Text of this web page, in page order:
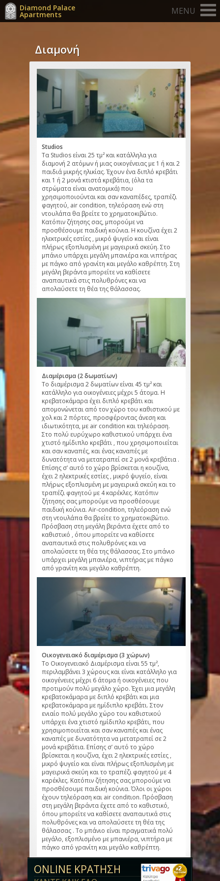
Diamond Palace
Apartments MENU
Διαμονή
Studios
Τα Studios είναι 25 τμ² και κατάλληλα για
διαμονή 2 ατόμων ή μιας οικογένειας με 1 ή και 2
παιδιά μικρής ηλικίας. Έχουν ένα διπλό κρεβάτι
και 1 ή 2 μονά κτιστά κρεβάτια, (όλα τα
στρώματα είναι ανατομικά) που
χρησιμοποιούνται και σαν καναπέδες, τραπέζι
φαγητού, air condition, τηλεόραση ενώ στη
ντουλάπα θα βρείτε το χρηματοκιβώτιο.
Κατόπιν ζήτησης σας, μπορούμε να
προσθέσουμε παιδική κούνια. Η κουζίνα έχει 2
ηλεκτρικές εστίες , μικρό ψυγείο και είναι
πλήρως εξοπλισμένη με μαγειρικά σκεύη. Στο
μπάνιο υπάρχει μεγάλη μπανιέρα και νιπτήρας
με πάγκο από γρανίτη και μεγάλο καθρέπτη. Στη
μεγάλη βεράντα μπορείτε να καθίσετε
αναπαυτικά στις πολυθρόνες και να
απολαύσετε τη θέα της θάλασσας.
Διαμέρισμα (2 δωματίων)
Το διαμέρισμα 2 δωματίων είναι 45 τμ² και
κατάλληλο για οικογένειες μέχρι 5 άτομα. Η
κρεβατοκάμαρα έχει διπλό κρεβάτι και
απομονώνεται από τον χώρο του καθιστικού με
χολ και 2 πόρτες, προσφέροντας άνεση και
ιδιωτικότητα, με air condition και τηλεόραση.
Στο πολύ ευρύχωρο καθιστικού υπάρχει ένα
χτιστό ημίδιπλο κρεβάτι , που χρησιμοποιείται
και σαν καναπές, και ένας καναπές με
δυνατότητα να μετατραπεί σε 2 μονά κρεβάτια .
Επίσης σ’ αυτό το χώρο βρίσκεται η κουζίνα,
έχει 2 ηλεκτρικές εστίες , μικρό ψυγείο, είναι
πλήρως εξοπλισμένη με μαγειρικά σκεύη και το
τραπέζι φαγητού με 4 καρέκλες. Κατόπιν
ζήτησης σας μπορούμε να προσθέσουμε
παιδική κούνια. Αir-condition, τηλεόραση ενώ
στη ντουλάπα θα βρείτε το χρηματοκιβώτιο.
Πρόσβαση στη μεγάλη βεράντα έχετε από το
καθιστικό , όπου μπορείτε να καθίσετε
αναπαυτικά στις πολυθρόνες και να
απολαύσετε τη θέα της θάλασσας. Στο μπάνιο
υπάρχει μεγάλη μπανιέρα, νιπτήρας με πάγκο
από γρανίτη και μεγάλο καθρέπτη.
Οικογενειακό διαμέρισμα (3 χώρων)
Το Οικογενειακό Διαμέρισμα είναι 55 τμ²,
περιλαμβάνει 3 χώρους και είναι κατάλληλο για
οικογένειες μέχρι 6 άτομα ή οικογένειες που
προτιμούν πολύ μεγάλο χώρο. Έχει μια μεγάλη
κρεβατοκάμαρα με διπλό κρεβάτι και μια
κρεβατοκάμαρα με ημίδιπλο κρεβάτι. Στον
ενιαίο πολύ μεγάλο χώρο του καθιστικού
υπάρχει ένα χτιστό ημίδιπλο κρεβάτι, που
χρησιμοποιείται και σαν καναπές και ένας
καναπές με δυνατότητα να μετατραπεί σε 2
μονά κρεβάτια. Επίσης σ’ αυτό το χώρο
βρίσκεται η κουζίνα, έχει 2 ηλεκτρικές εστίες ,
μικρό ψυγείο και είναι πλήρως εξοπλισμένη με
μαγειρικά σκεύη και το τραπέζι φαγητού με 4
καρέκλες. Κατόπιν ζήτησης σας μπορούμε να
προσθέσουμε παιδική κούνια. Όλοι οι χώροι
έχουν τηλεόραση και air conditιon. Πρόσβαση
στη μεγάλη βεράντα έχετε από το καθιστικό,
όπου μπορείτε να καθίσετε αναπαυτικά στις
πολυθρόνες και να απολαύσετε τη θέα της
θάλασσας . Το μπάνιο είναι πραγματικά πολύ
μεγάλο, εξοπλισμένο με μπανιέρα, νιπτήρα με
πάγκο από γρανίτη και μεγάλο καθρέπτη.
ONLINE ΚΡΑΤΗΣΗ